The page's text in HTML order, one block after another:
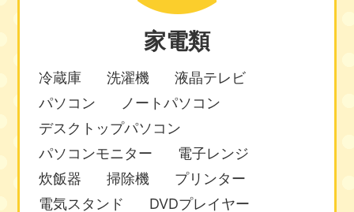
家電類
冷蔵庫 洗濯機
液晶テレビ
パソコン
ノートパソコン
デスクトップパソコン
パソコンモニター
電子レンジ
炊飯器
掃除機
プリンター
電気スタンド
DVDプレイヤー